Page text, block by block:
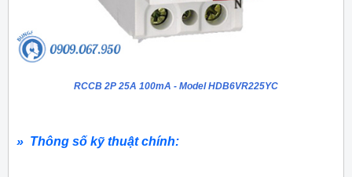
RCCB 2P 25A 100mA - Model HDB6VR225YC
» Thông số kỹ thuật chính: